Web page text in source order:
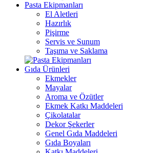
Pasta Ekipmanları
El Aletleri
Hazırlık
Pişirme
Servis ve Sunum
Taşıma ve Saklama
Gıda Ürünleri
Ekmekler
Mayalar
Aroma ve Özütler
Ekmek Katkı Maddeleri
Çikolatalar
Dekor Şekerler
Genel Gıda Maddeleri
Gıda Boyaları